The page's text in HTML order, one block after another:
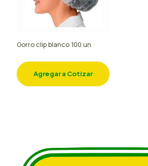
Gorro clip blanco 100 un
Agregar a Cotizar